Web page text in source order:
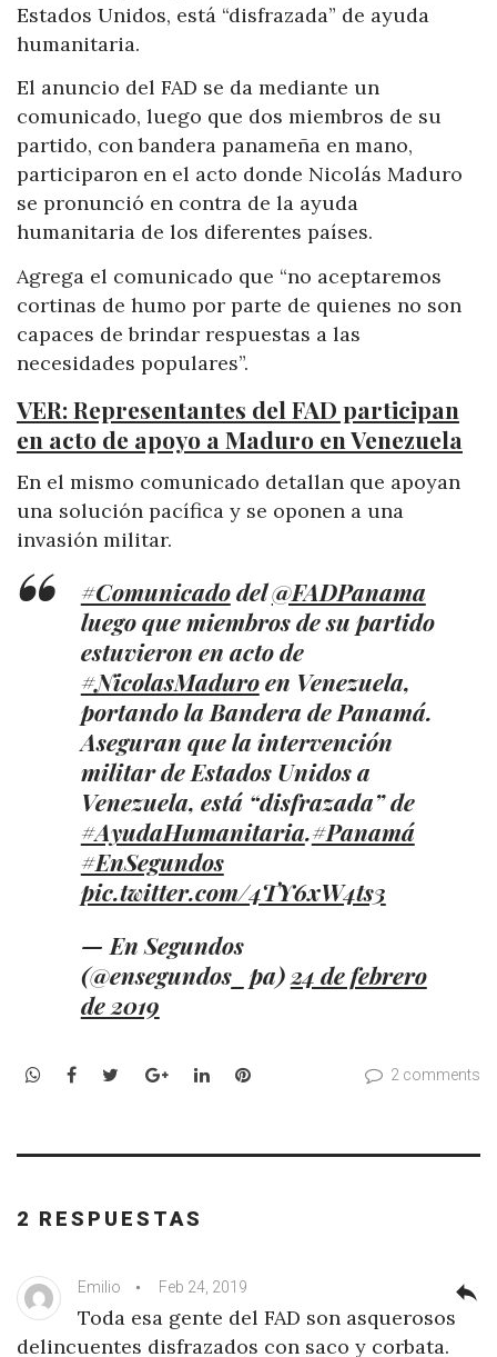
Estados Unidos, está “disfrazada” de ayuda
humanitaria.
El anuncio del FAD se da mediante un
comunicado, luego que dos miembros de su
partido, con bandera panameña en mano,
participaron en el acto donde Nicolás Maduro
se pronunció en contra de la ayuda
humanitaria de los diferentes países.
Agrega el comunicado que “no aceptaremos
cortinas de humo por parte de quienes no son
capaces de brindar respuestas a las
necesidades populares”.
VER: Representantes del FAD participan
en acto de apoyo a Maduro en Venezuela
En el mismo comunicado detallan que apoyan
una solución pacífica y se oponen a una
invasión militar.
#Comunicadodel@FADPanama
luego que miembros de su partido
estuvieron en acto de
#NicolasMaduroen Venezuela,
portando la Bandera de Panamá.
Aseguran que la intervención
militar de Estados Unidos a
Venezuela, está “disfrazada” de
#AyudaHumanitaria.#Panamá
#EnSegundos
pic.twitter.com/4TY6xW4ts3
— En Segundos
(@ensegundos_pa)24 de febrero
de 2019
WhatsApp
Facebook
TwitterGoogle+LinkedInPinterest 2 comments
2 RESPUESTAS
Emilio Feb 24, 2019
Toda esa gente del FAD son asquerosos
delincuentes disfrazados con saco y corbata.
reply